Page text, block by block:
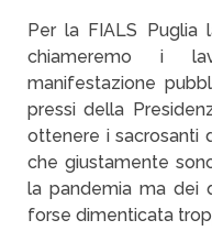
Per la FIALS Puglia
chiameremo i
manifestazione
pressi della
ottenere i sacrosanti
che giustamente
la pandemia ma dei
forse dimenticata